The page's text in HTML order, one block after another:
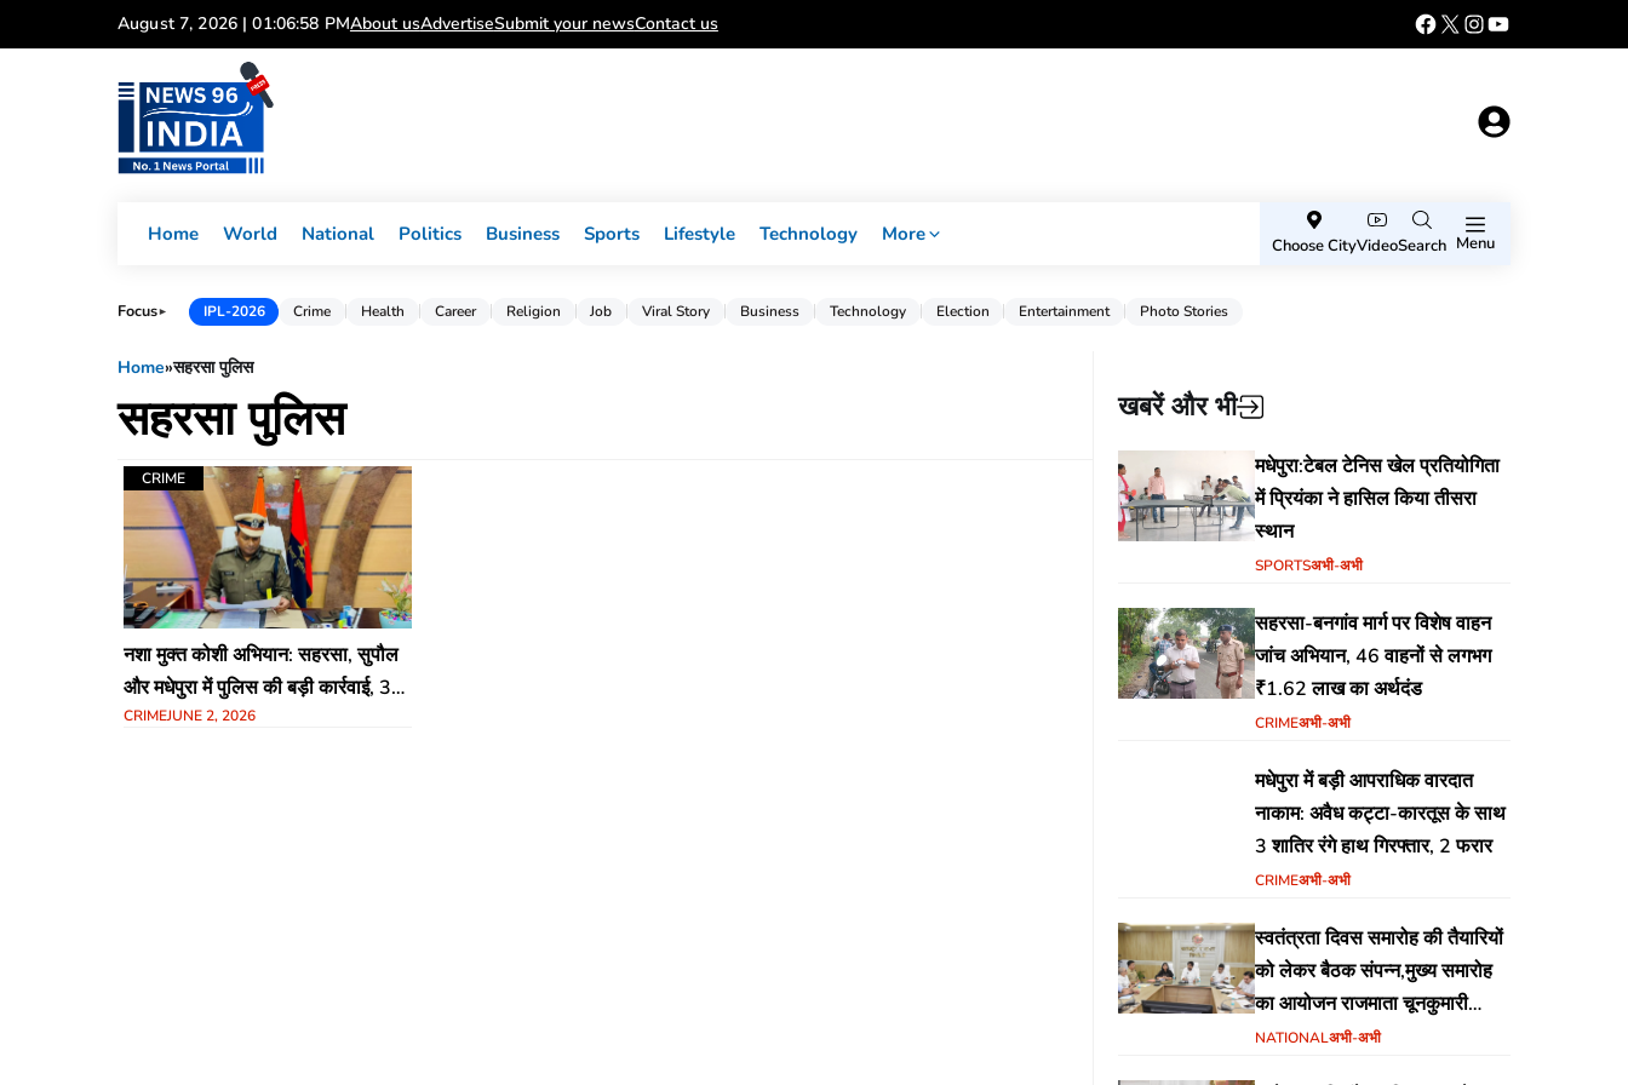
to
August 7, 2026 | 01:06:58 PMAbout usAdvertiseSubmit your newsContact us
Home World National Politics Business Sports Lifestyle Technology More
Choose CityVideoSearch Menu
Focus► IPL-2026 Crime Health Career Religion Job Viral Story Business Technology Election Entertainment Photo Stories
Home»सहरसा पुलिस
सहरसा पुलिस
CRIME
नशा मुक्त कोशी अभियान: सहरसा, सुपौल
और मधेपुरा में पुलिस की बड़ी कार्रवाई, 3
महीने में 1115 गिरफ्तार, भारी मात्रा में
CRIMEJUNE 2, 2026
खबरें और भी
मधेपुरा:टेबल टेनिस खेल प्रतियोगिता
में प्रियंका ने हासिल किया तीसरा
स्थान
SPORTSअभी-अभी
सहरसा-बनगांव मार्ग पर विशेष वाहन
जांच अभियान, 46 वाहनों से लगभग
₹1.62 लाख का अर्थदंड
CRIMEअभी-अभी
मधेपुरा में बड़ी आपराधिक वारदात
नाकाम: अवैध कट्टा-कारतूस के साथ
3 शातिर रंगे हाथ गिरफ्तार, 2 फरार
CRIMEअभी-अभी
स्वतंत्रता दिवस समारोह की तैयारियों
को लेकर बैठक संपन्न,मुख्य समारोह
का आयोजन राजमाता चूनकुमारी
स्टेडियम बैढ़न में होगा
NATIONALअभी-अभी